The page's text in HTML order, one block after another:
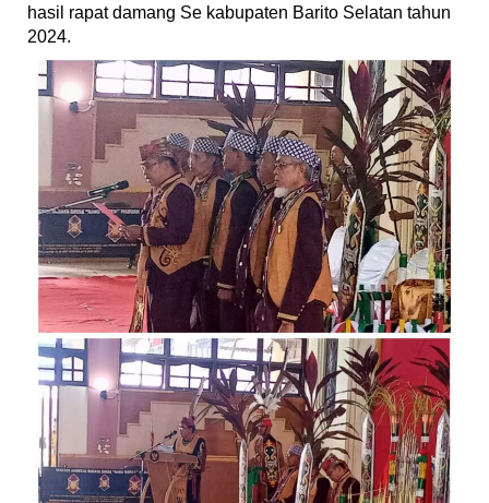
hasil rapat damang Se kabupaten Barito Selatan tahun
2024.